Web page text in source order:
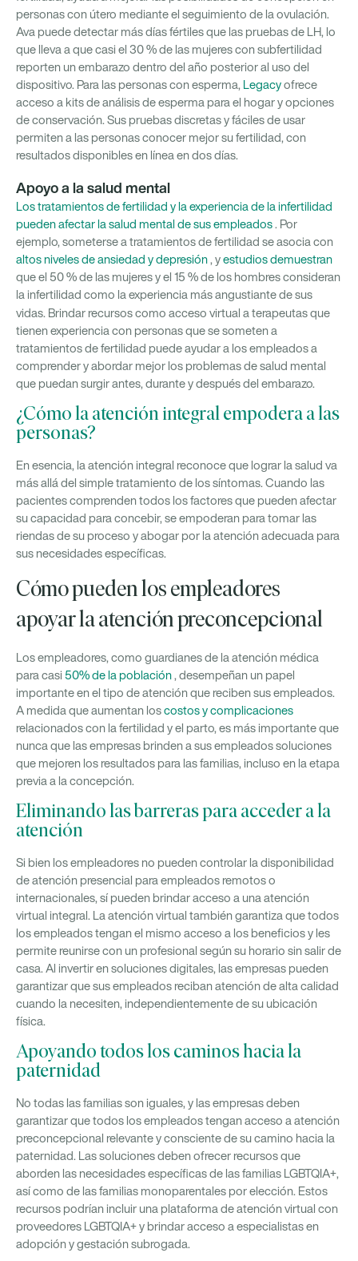
personas con útero mediante el seguimiento de la ovulación.
Ava puede detectar más días fértiles que las pruebas de LH, lo
que lleva a que casi el 30 % de las mujeres con subfertilidad
reporten un embarazo dentro del año posterior al uso del
dispositivo. Para las personas con esperma, Legacyofrece
acceso a kits de análisis de esperma para el hogar y opciones
de conservación. Sus pruebas discretas y fáciles de usar
permiten a las personas conocer mejor su fertilidad, con
resultados disponibles en línea en dos días.
Apoyo a la salud mental
Los tratamientos de fertilidad y la experiencia de la infertilidad
pueden afectar la salud mental de sus empleados. Por
ejemplo, someterse a tratamientos de fertilidad se asocia con
altos niveles de ansiedad y depresión, yestudios demuestran
que el 50 % de las mujeres y el 15 % de los hombres consideran
la infertilidad como la experiencia más angustiante de sus
vidas. Brindar recursos como acceso virtual a terapeutas que
tienen experiencia con personas que se someten a
tratamientos de fertilidad puede ayudar a los empleados a
comprender y abordar mejor los problemas de salud mental
que puedan surgir antes, durante y después del embarazo.
¿Cómo la atención integral empodera a las
personas?
En esencia, la atención integral reconoce que lograr la salud va
más allá del simple tratamiento de los síntomas. Cuando las
pacientes comprenden todos los factores que pueden afectar
su capacidad para concebir, se empoderan para tomar las
riendas de su proceso y abogar por la atención adecuada para
sus necesidades específicas.
Cómo pueden los empleadores
apoyar la atención preconcepcional
Los empleadores, como guardianes de la atención médica
para casi 50% de la población, desempeñan un papel
importante en el tipo de atención que reciben sus empleados.
A medida que aumentan loscostos y complicaciones
relacionados con la fertilidad y el parto, es más importante que
nunca que las empresas brinden a sus empleados soluciones
que mejoren los resultados para las familias, incluso en la etapa
previa a la concepción.
Eliminando las barreras para acceder a la
atención
Si bien los empleadores no pueden controlar la disponibilidad
de atención presencial para empleados remotos o
internacionales, sí pueden brindar acceso a una atención
virtual integral. La atención virtual también garantiza que todos
los empleados tengan el mismo acceso a los beneficios y les
permite reunirse con un profesional según su horario sin salir de
casa. Al invertir en soluciones digitales, las empresas pueden
garantizar que sus empleados reciban atención de alta calidad
cuando la necesiten, independientemente de su ubicación
física.
Apoyando todos los caminos hacia la
paternidad
No todas las familias son iguales, y las empresas deben
garantizar que todos los empleados tengan acceso a atención
preconcepcional relevante y consciente de su camino hacia la
paternidad. Las soluciones deben ofrecer recursos que
aborden las necesidades específicas de las familias LGBTQIA+,
así como de las familias monoparentales por elección. Estos
recursos podrían incluir una plataforma de atención virtual con
proveedores LGBTQIA+ y brindar acceso a especialistas en
adopción y gestación subrogada.